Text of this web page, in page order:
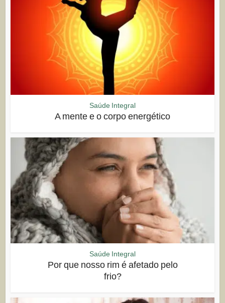
Saúde Integral
A mente e o corpo energético
Saúde Integral
Por que nosso rim é afetado pelo
frio?